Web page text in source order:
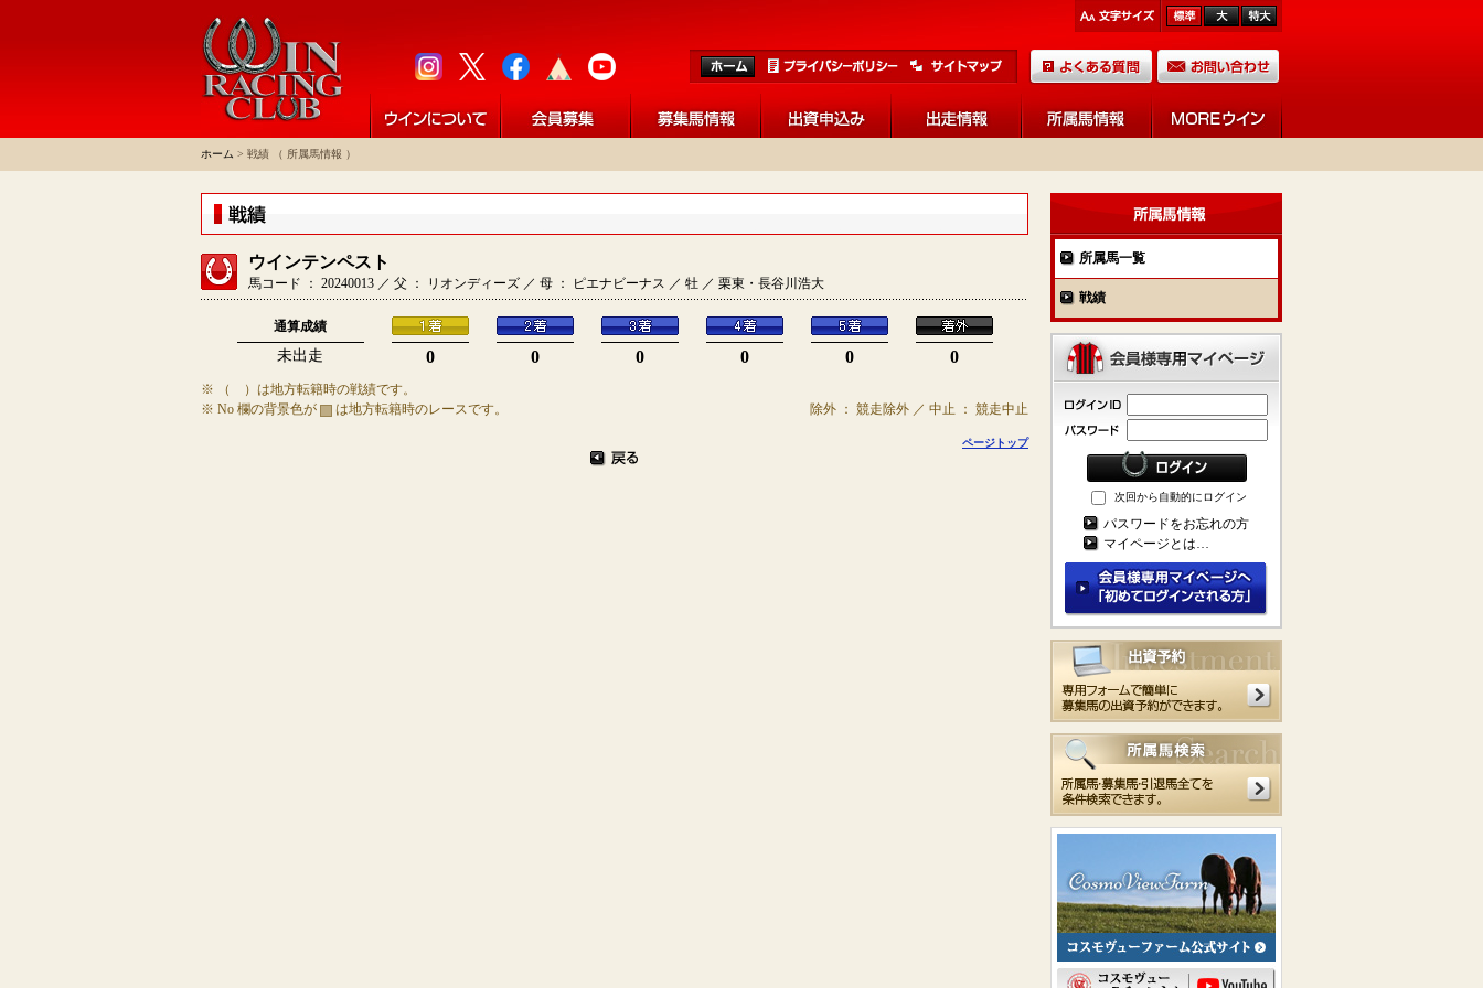
ホーム > 戦績 （ 所属馬情報 ）
ウインテンペスト
馬コード ： 20240013 ／ 父 ： リオンディーズ ／ 母 ： ピエナビーナス ／ 牡 ／ 栗東・長谷川浩大
通算成績
未出走 0 0 0 0 0 0
※ （ ）は地方転籍時の戦績です。
※ No 欄の背景色が
は地方転籍時のレースです。 除外 ： 競走除外 ／ 中止 ： 競走中止
ページトップ
所属馬一覧
戦績
次回から自動的にログイン
パスワードをお忘れの方
マイページとは…